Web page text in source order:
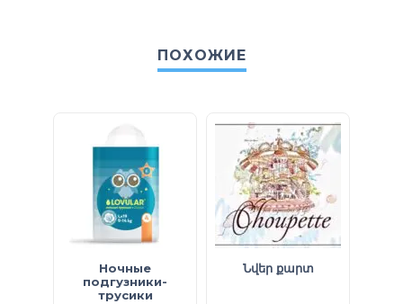
ПОХОЖИЕ
Ночные
подгузники-
трусики
Նվեր քարտ